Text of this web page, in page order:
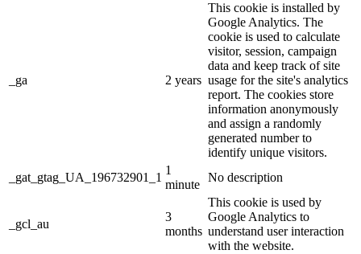
_ga 2 years
This cookie is installed by
Google Analytics. The
cookie is used to calculate
visitor, session, campaign
data and keep track of site
usage for the site's analytics
report. The cookies store
information anonymously
and assign a randomly
generated number to
identify unique visitors.
_gat_gtag_UA_196732901_1
1
minute
No description
_gcl_au
3
months
This cookie is used by
Google Analytics to
understand user interaction
with the website.